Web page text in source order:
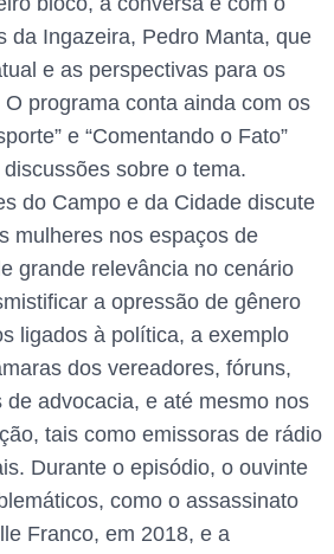
da Ingazeira, Pedro Manta, que
e as perspectivas para os
programa conta ainda com os
e “Comentando o Fato”
sobre o tema.
do Campo e da Cidade discute
mulheres nos espaços de
grande relevância no cenário
a opressão de gênero
ligados à política, a exemplo
dos vereadores, fóruns,
de advocacia, e até mesmo nos
tais como emissoras de rádio
Durante o episódio, o ouvinte
como o assassinato
Franco, em 2018, e a